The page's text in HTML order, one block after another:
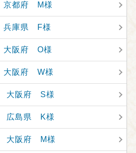
京都府 M様
兵庫県 F様
大阪府 O様
大阪府 W様
大阪府 S様
広島県 K様
大阪府 M様